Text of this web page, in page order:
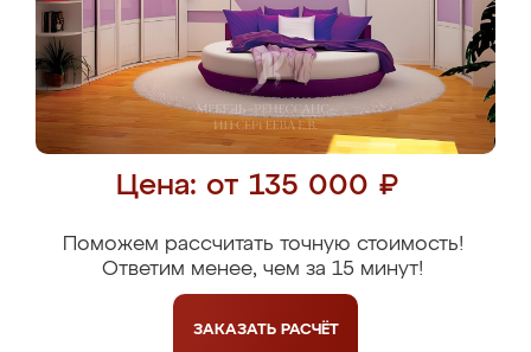
Цена: от 135 000 ₽
Поможем рассчитать точную стоимость!
Ответим менее, чем за 15 минут!
ЗАКАЗАТЬ РАСЧЁТ